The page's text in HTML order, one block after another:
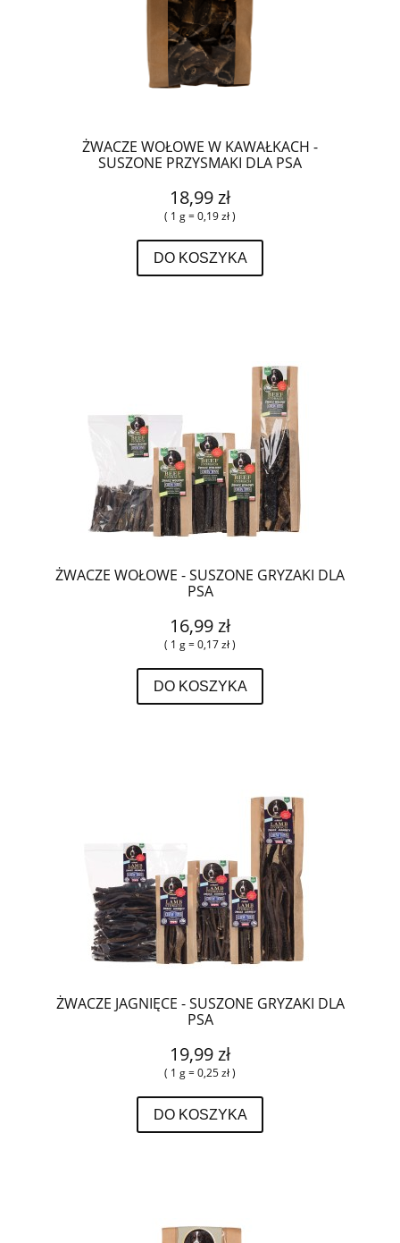
ŻWACZE WOŁOWE W KAWAŁKACH -
SUSZONE PRZYSMAKI DLA PSA
18,99 zł
( 1 g = 0,19 zł )
DO KOSZYKA
ŻWACZE WOŁOWE - SUSZONE GRYZAKI DLA
PSA
16,99 zł
( 1 g = 0,17 zł )
DO KOSZYKA
ŻWACZE JAGNIĘCE - SUSZONE GRYZAKI DLA
PSA
19,99 zł
( 1 g = 0,25 zł )
DO KOSZYKA